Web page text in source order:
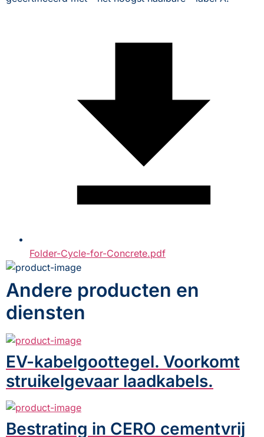
Folder-Cycle-for-Concrete.pdf
Andere producten en
diensten
EV-kabelgoottegel. Voorkomt
struikelgevaar laadkabels.
Bestrating in CERO cementvrij